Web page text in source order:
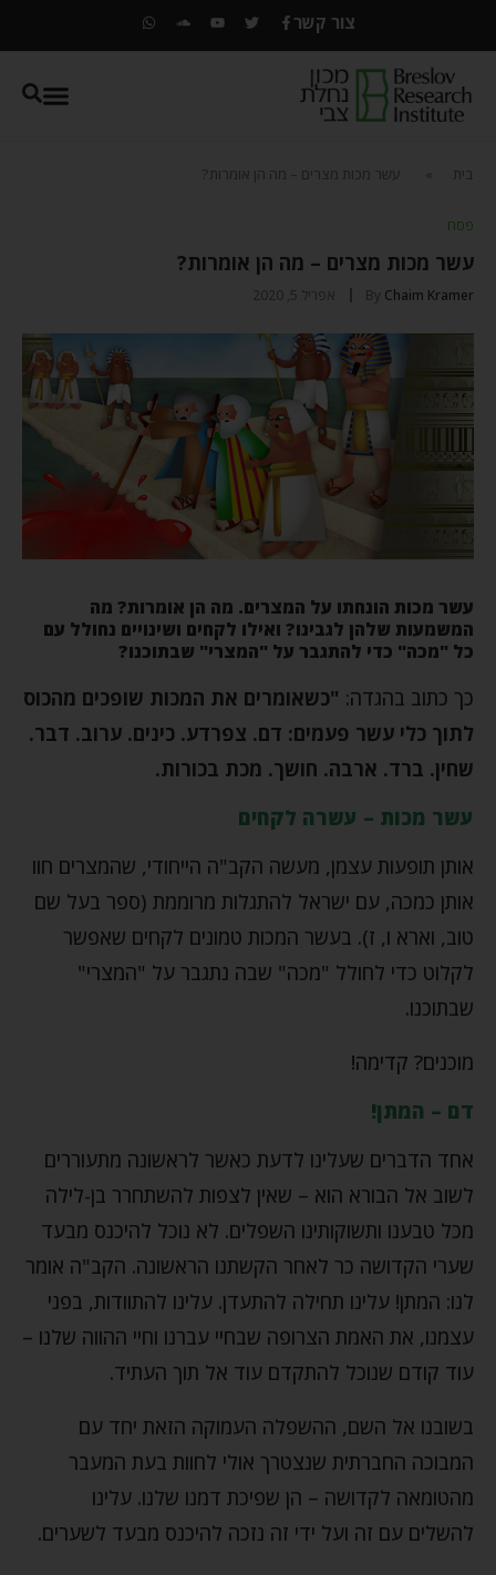
צור קשר
בית עשר מכות מצרים – מה הן אומרות?
פסח
עשר מכות מצרים – מה הן אומרות?
By Chaim Kramer אפריל 5, 2020
עשר מכות הונחתו על המצרים. מה הן אומרות? מה
המשמעות שלהן לגבינו? ואילו לקחים ושינויים נחולל עם
כל "מכה" כדי להתגבר על "המצרי" שבתוכנו?
כך כתוב בהגדה: "כשאומרים את המכות שופכים מהכוס
לתוך כלי עשר פעמים: דם. צפרדע. כינים. ערוב. דבר.
שחין. ברד. ארבה. חושך. מכת בכורות.
עשר מכות – עשרה לקחים
אותן תופעות עצמן, מעשה הקב"ה הייחודי, שהמצרים חוו
אותן כמכה, עם ישראל להתגלות מרוממת (ספר בעל שם
טוב, וארא ו, ז). בעשר המכות טמונים לקחים שאפשר
לקלוט כדי לחולל "מכה" שבה נתגבר על "המצרי"
שבתוכנו.
מוכנים? קדימה!
דם – המתן!
אחד הדברים שעלינו לדעת כאשר לראשונה מתעוררים
לשוב אל הבורא הוא – שאין לצפות להשתחרר בן-לילה
מכל טבענו ותשוקותינו השפלים. לא נוכל להיכנס מבעד
שערי הקדושה כר לאחר הקשתנו הראשונה. הקב"ה אומר
לנו: המתן! עלינו תחילה להתעדן. עלינו להתוודות, בפני
עצמנו, את האמת הצרופה שבחיי עברנו וחיי ההווה שלנו –
עוד קודם שנוכל להתקדם עוד אל תוך העתיד.
בשובנו אל השם, ההשפלה העמוקה הזאת יחד עם
המבוכה החברתית שנצטרך אולי לחוות בעת המעבר
מהטומאה לקדושה – הן שפיכת דמנו שלנו. עלינו
להשלים עם זה ועל ידי זה נזכה להיכנס מבעד לשערים.